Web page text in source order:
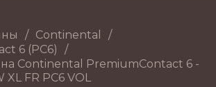
/ Continental
/
6 (PC6)
/
Continental PremiumContact 6 -
XL FR PC6 VOL